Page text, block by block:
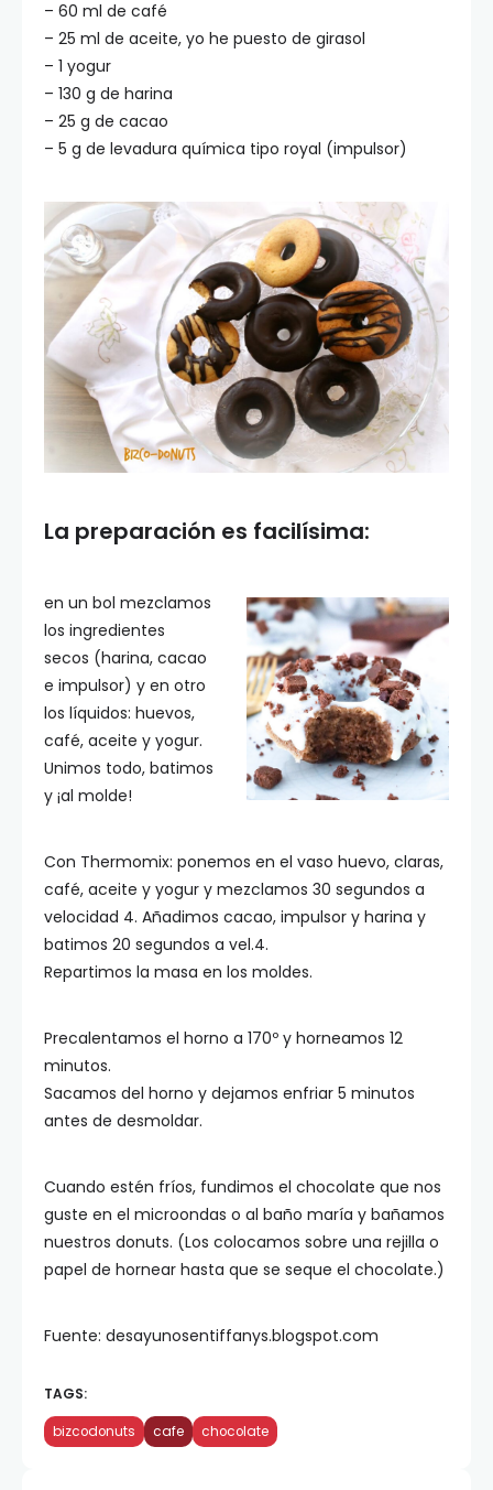
– 60 ml de café
– 25 ml de aceite, yo he puesto de girasol
– 1 yogur
– 130 g de harina
– 25 g de cacao
– 5 g de levadura química tipo royal (impulsor)
La preparación es facilísima:
en un bol mezclamos
los ingredientes
secos (harina, cacao
e impulsor) y en otro
los líquidos: huevos,
café, aceite y yogur.
Unimos todo, batimos
y ¡al molde!
Con Thermomix: ponemos en el vaso huevo, claras,
café, aceite y yogur y mezclamos 30 segundos a
velocidad 4. Añadimos cacao, impulsor y harina y
batimos 20 segundos a vel.4.
Repartimos la masa en los moldes.
Precalentamos el horno a 170º y horneamos 12
minutos.
Sacamos del horno y dejamos enfriar 5 minutos
antes de desmoldar.
Cuando estén fríos, fundimos el chocolate que nos
guste en el microondas o al baño maría y bañamos
nuestros donuts. (Los colocamos sobre una rejilla o
papel de hornear hasta que se seque el chocolate.)
Fuente: desayunosentiffanys.blogspot.com
TAGS:
bizcodonuts cafe chocolate